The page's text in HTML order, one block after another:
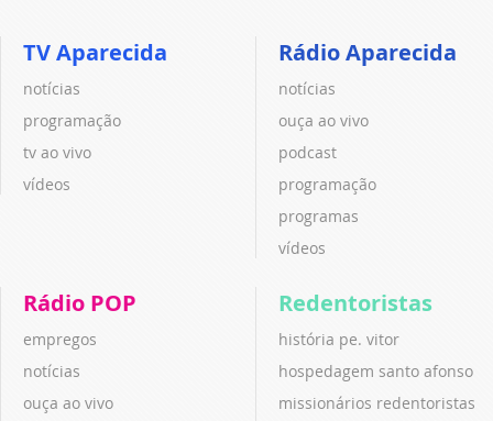
TV Aparecida
notícias
programação
tv ao vivo
vídeos
Rádio Aparecida
notícias
ouça ao vivo
podcast
programação
programas
vídeos
Rádio POP
empregos
notícias
ouça ao vivo
Redentoristas
história pe. vitor
hospedagem santo afonso
missionários redentoristas